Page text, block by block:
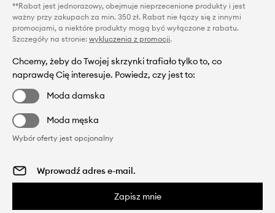
**Rabat jest jednorazowy, obejmuje nieprzecenione produkty i jest
ważny przy zakupach za min. 350 zł. Rabat nie łączy się z innymi
promocjami, a niektóre produkty mogą być wyłączone z rabatu.
Szczegóły na stronie: wykluczenia z promocji.
Chcemy, żeby do Twojej skrzynki trafiało tylko to, co
naprawdę Cię interesuje. Powiedz, czy jest to:
Moda damska
Moda męska
Wybór oferty jest opcjonalny
Zapisz mnie